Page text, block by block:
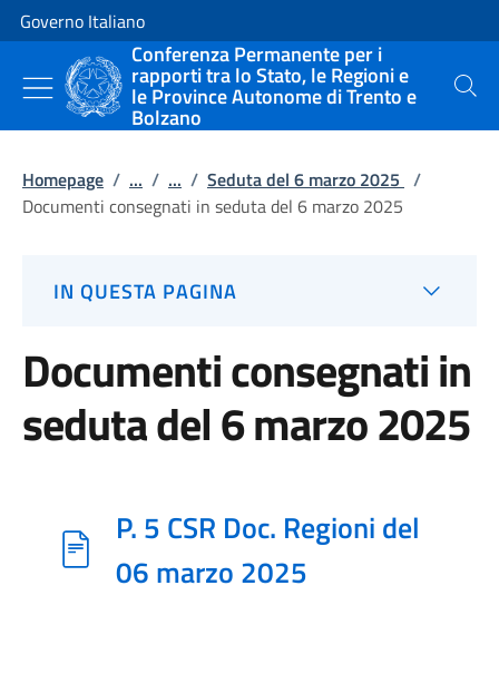
Vai al contenuto
Vai alla navigazione del sito
Governo Italiano
Conferenza Permanente per i
rapporti tra lo Stato, le Regioni e
le Province Autonome di Trento e
Bolzano
Cerca
Homepage / ... / ... / Seduta del 6 marzo 2025 /
Documenti consegnati in seduta del 6 marzo 2025
IN QUESTA PAGINA
Documenti consegnati in
seduta del 6 marzo 2025
P. 5 CSR Doc. Regioni del
06 marzo 2025